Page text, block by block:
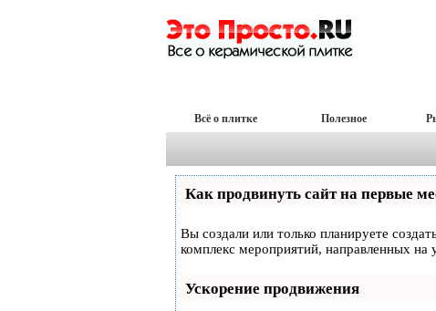
Всё о плитке Полезное
Как продвинуть сайт на первые
Вы создали или только планируете
комплекс мероприятий, направленных
Ускорение продвижения